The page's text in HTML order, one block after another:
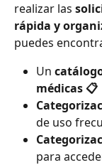
realizar las
rápida y
puedes
Un
médicas 📋
de uso
para